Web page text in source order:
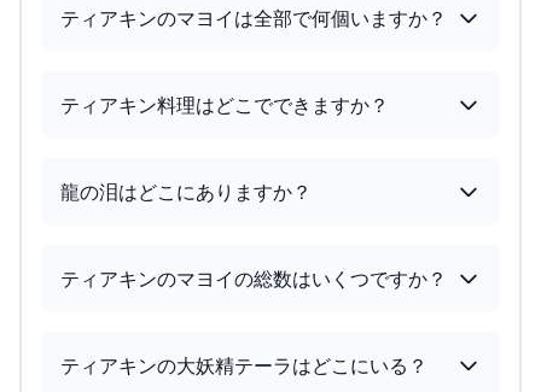
ティアキンのマヨイは全部で何個いますか？
ティアキン料理はどこでできますか？
龍の泪はどこにありますか？
ティアキンのマヨイの総数はいくつですか？
ティアキンの大妖精テーラはどこにいる？